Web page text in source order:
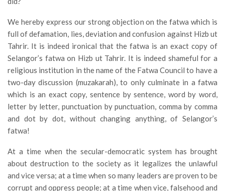
We hereby express our strong objection on the fatwa which is
full of defamation, lies, deviation and confusion against Hizb ut
Tahrir. It is indeed ironical that the fatwa is an exact copy of
Selangor’s fatwa on Hizb ut Tahrir. It is indeed shameful for a
religious institution in the name of the Fatwa Council to have a
two-day discussion (muzakarah), to only culminate in a fatwa
which is an exact copy, sentence by sentence, word by word,
letter by letter, punctuation by punctuation, comma by comma
and dot by dot, without changing anything, of Selangor’s
fatwa!
At a time when the secular-democratic system has brought
about destruction to the society as it legalizes the unlawful
and vice versa; at a time when so many leaders are proven to be
corrupt and oppress people; at a time when vice, falsehood and